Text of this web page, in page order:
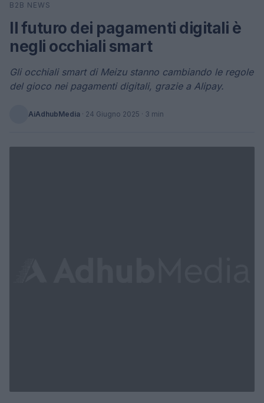
Cerca
B2B NEWS
Il futuro dei pagamenti digitali è
negli occhiali smart
Gli occhiali smart di Meizu stanno cambiando le regole
del gioco nei pagamenti digitali, grazie a Alipay.
AiAdhubMedia · 24 Giugno 2025 · 3 min